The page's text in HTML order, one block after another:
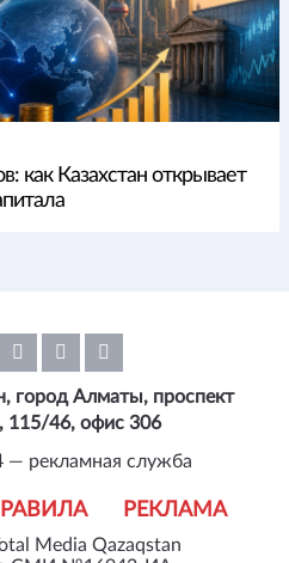
как Казахстан открывает
Media Qazaqstan
РЕКЛАМА
город Алматы, проспект
46, офис 306
— рекламная служба